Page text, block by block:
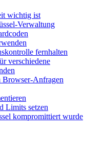
wichtig ist
Verwaltung
fernhalten
verschiedene
Browser-Anfragen
Limits setzen
kompromittiert wurde